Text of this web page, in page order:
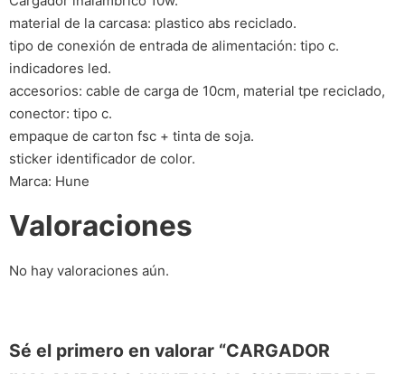
material de la carcasa: plastico abs reciclado.
tipo de conexión de entrada de alimentación: tipo c.
indicadores led.
accesorios: cable de carga de 10cm, material tpe reciclado,
conector: tipo c.
empaque de carton fsc + tinta de soja.
sticker identificador de color.
Marca: Hune
Valoraciones
No hay valoraciones aún.
Sé el primero en valorar “CARGADOR